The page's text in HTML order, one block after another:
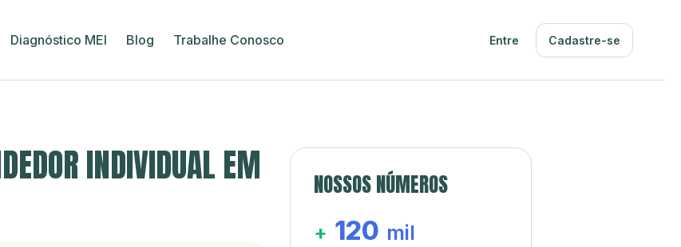
Diagnóstico MEI Blog Trabalhe Conosco Entre Cadastre-se
INDIVIDUAL EM NOSSOS NÚMEROS
+ 120 mil